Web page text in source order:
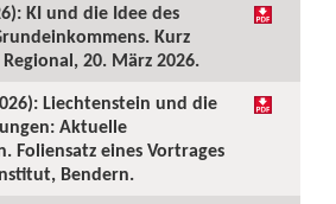
KI und die Idee des
Kurz
20. März 2026.
Liechtenstein und die
Aktuelle
Foliensatz eines Vortrages
Bendern.